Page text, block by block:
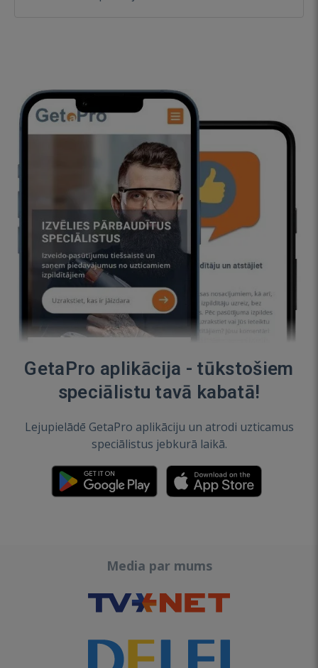
GetaPro aplikācija - tūkstošiem
speciālistu tavā kabatā!
Lejupielādē GetaPro aplikāciju un atrodi uzticamus
speciālistus jebkurā laikā.
Media par mums